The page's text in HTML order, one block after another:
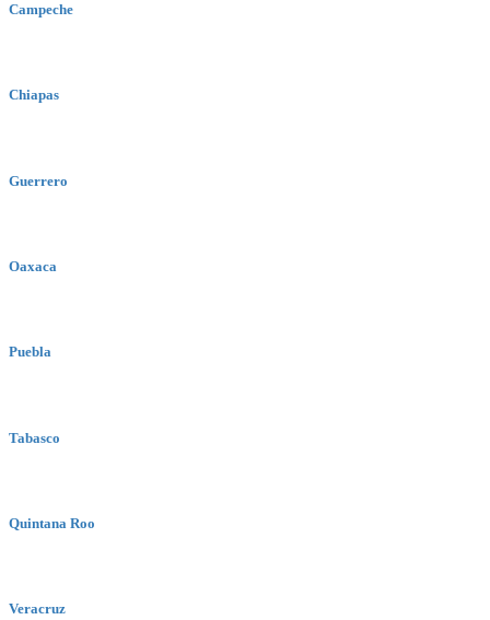
Campeche
Chiapas
Guerrero
Oaxaca
Puebla
Tabasco
Quintana Roo
Veracruz